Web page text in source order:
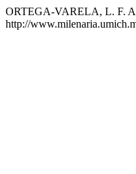
ORTEGA-VARELA, L. F. A
http://